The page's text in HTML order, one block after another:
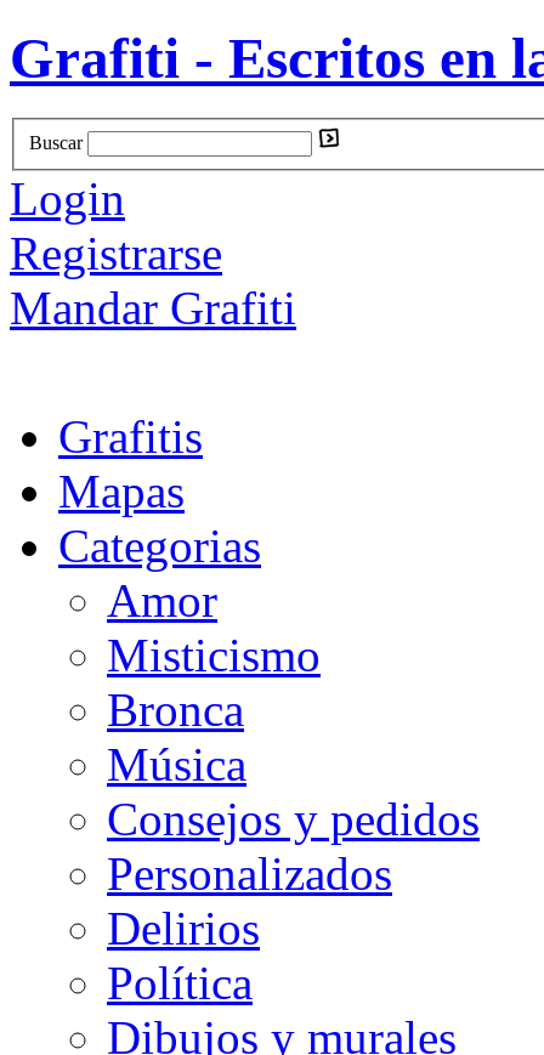
Grafiti - Escritos en
Buscar
Login
Registrarse
Mandar Grafiti
Grafitis
Mapas
Categorias
Amor
Misticismo
Bronca
Música
Consejos y pedidos
Personalizados
Delirios
Política
Dibujos y murales